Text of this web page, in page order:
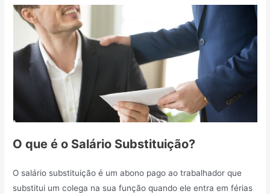
O que é o Salário Substituição?
O salário substituição é um abono pago ao trabalhador que
substitui um colega na sua função quando ele entra em férias